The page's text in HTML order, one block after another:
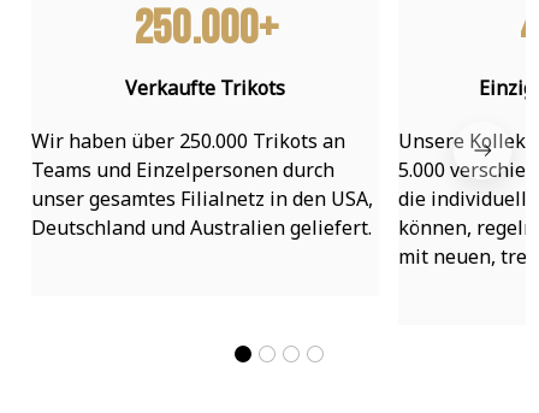
250.000+
Verkaufte Trikots
Wir haben über 250.000 Trikots an
Teams und Einzelpersonen durch
unser gesamtes Filialnetz in den USA,
Deutschland und Australien geliefert.
Unsere
5.000
die individuell
können,
mit neuen,